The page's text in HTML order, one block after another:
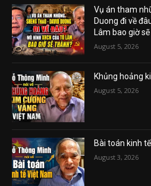
Vụ án tham
Duong đi về
Lâm bao giờ
August 5, 2026
Khủng hoảng
August 5, 2026
Bài toán kinh
August 3, 2026